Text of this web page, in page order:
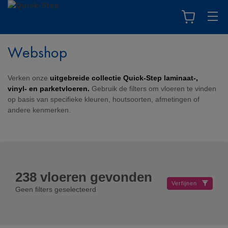
Webshop
Verken onze uitgebreide collectie Quick-Step laminaat-,
vinyl- en parketvloeren. Gebruik de filters om vloeren te vinden
op basis van specifieke kleuren, houtsoorten, afmetingen of
andere kenmerken.
238 vloeren gevonden
Geen filters geselecteerd
Verfijnen